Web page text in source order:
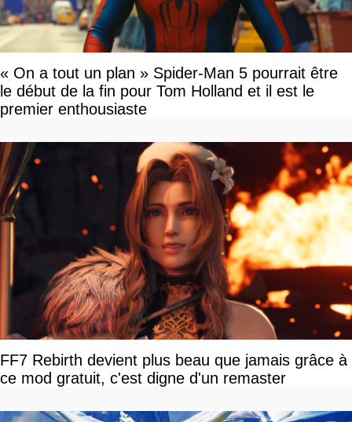
« On a tout un plan » Spider-Man 5 pourrait être
le début de la fin pour Tom Holland et il est le
premier enthousiaste
FF7 Rebirth devient plus beau que jamais grâce à
ce mod gratuit, c'est digne d'un remaster